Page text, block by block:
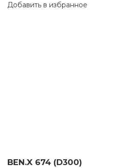
Добавить в избранное
BEN.X 674 (D300)